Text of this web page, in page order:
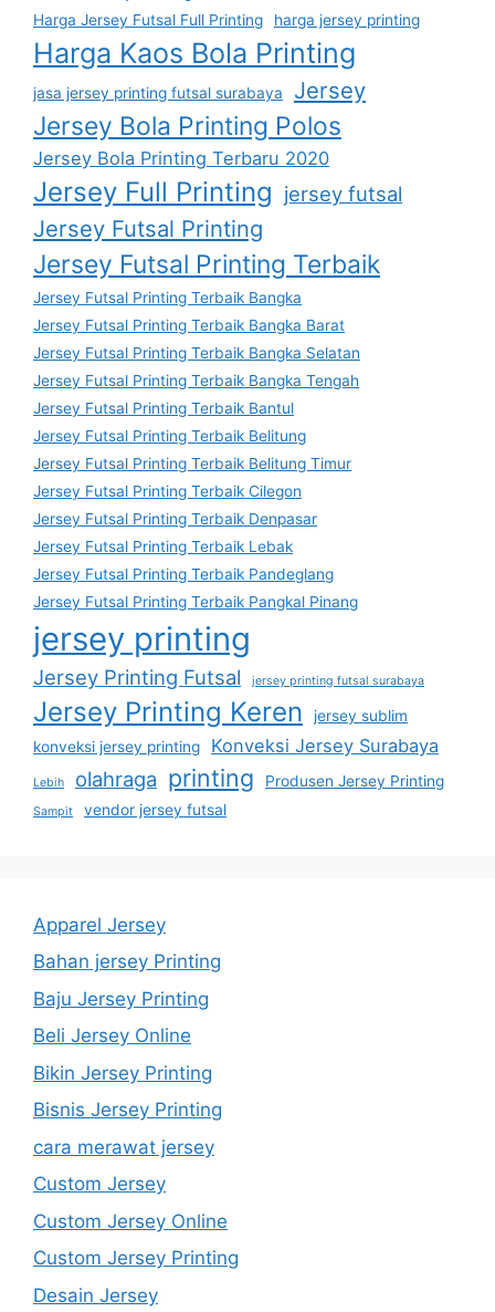
Harga Jersey Futsal Full Printing harga jersey printing
Harga Kaos Bola Printing
jasa jersey printing futsal surabaya Jersey
Jersey Bola Printing Polos
Jersey Bola Printing Terbaru 2020
Jersey Full Printing jersey futsal
Jersey Futsal Printing
Jersey Futsal Printing Terbaik
Jersey Futsal Printing Terbaik Bangka
Jersey Futsal Printing Terbaik Bangka Barat
Jersey Futsal Printing Terbaik Bangka Selatan
Jersey Futsal Printing Terbaik Bangka Tengah
Jersey Futsal Printing Terbaik Bantul
Jersey Futsal Printing Terbaik Belitung
Jersey Futsal Printing Terbaik Belitung Timur
Jersey Futsal Printing Terbaik Cilegon
Jersey Futsal Printing Terbaik Denpasar
Jersey Futsal Printing Terbaik Lebak
Jersey Futsal Printing Terbaik Pandeglang
Jersey Futsal Printing Terbaik Pangkal Pinang
jersey printing
Jersey Printing Futsal jersey printing futsal surabaya
Jersey Printing Keren
jersey sublim
konveksi jersey printing
Konveksi Jersey Surabaya
Lebih olahraga printing Produsen Jersey Printing
Sampit vendor jersey futsal
Apparel Jersey
Bahan jersey Printing
Baju Jersey Printing
Beli Jersey Online
Bikin Jersey Printing
Bisnis Jersey Printing
cara merawat jersey
Custom Jersey
Custom Jersey Online
Custom Jersey Printing
Desain Jersey